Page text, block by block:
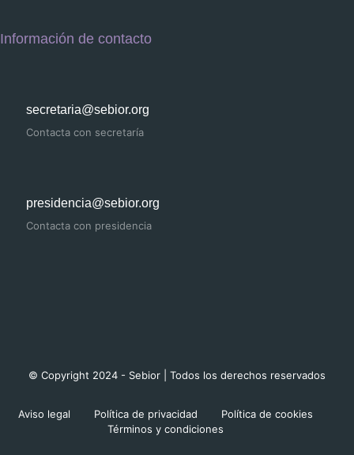
Información de contacto
secretaria@sebior.org
Contacta con secretaría
presidencia@sebior.org
Contacta con presidencia
© Copyright 2024 - Sebior | Todos los derechos reservados
Aviso legal Política de privacidad
Política de cookies
Términos y condiciones